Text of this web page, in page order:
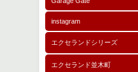
instagram
エクセランドシリーズ
エクセランド並木町